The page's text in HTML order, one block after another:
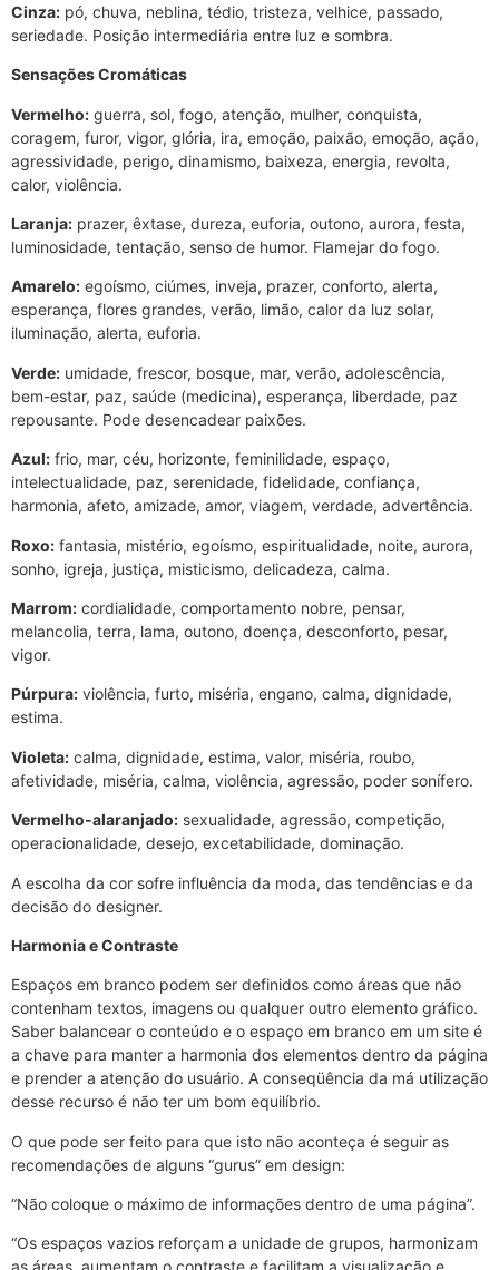
Cinza: pó, chuva, neblina, tédio, tristeza, velhice, passado,
seriedade. Posição intermediária entre luz e sombra.
Sensações Cromáticas
Vermelho: guerra, sol, fogo, atenção, mulher, conquista,
coragem, furor, vigor, glória, ira, emoção, paixão, emoção, ação,
agressividade, perigo, dinamismo, baixeza, energia, revolta,
calor, violência.
Laranja: prazer, êxtase, dureza, euforia, outono, aurora, festa,
luminosidade, tentação, senso de humor. Flamejar do fogo.
Amarelo: egoísmo, ciúmes, inveja, prazer, conforto, alerta,
esperança, flores grandes, verão, limão, calor da luz solar,
iluminação, alerta, euforia.
Verde: umidade, frescor, bosque, mar, verão, adolescência,
bem-estar, paz, saúde (medicina), esperança, liberdade, paz
repousante. Pode desencadear paixões.
Azul: frio, mar, céu, horizonte, feminilidade, espaço,
intelectualidade, paz, serenidade, fidelidade, confiança,
harmonia, afeto, amizade, amor, viagem, verdade, advertência.
Roxo: fantasia, mistério, egoísmo, espiritualidade, noite, aurora,
sonho, igreja, justiça, misticismo, delicadeza, calma.
Marrom: cordialidade, comportamento nobre, pensar,
melancolia, terra, lama, outono, doença, desconforto, pesar,
vigor.
Púrpura: violência, furto, miséria, engano, calma, dignidade,
estima.
Violeta: calma, dignidade, estima, valor, miséria, roubo,
afetividade, miséria, calma, violência, agressão, poder sonífero.
Vermelho-alaranjado: sexualidade, agressão, competição,
operacionalidade, desejo, excetabilidade, dominação.
A escolha da cor sofre influência da moda, das tendências e da
decisão do designer.
Harmonia e Contraste
Espaços em branco podem ser definidos como áreas que não
contenham textos, imagens ou qualquer outro elemento gráfico.
Saber balancear o conteúdo e o espaço em branco em um site é
a chave para manter a harmonia dos elementos dentro da página
e prender a atenção do usuário. A conseqüência da má utilização
desse recurso é não ter um bom equilíbrio.
O que pode ser feito para que isto não aconteça é seguir as
recomendações de alguns “gurus” em design:
“Não coloque o máximo de informações dentro de uma página”.
“Os espaços vazios reforçam a unidade de grupos, harmonizam